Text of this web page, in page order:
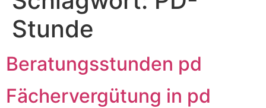
Stunde
Beratungsstunden pd
Fächervergütung in pd